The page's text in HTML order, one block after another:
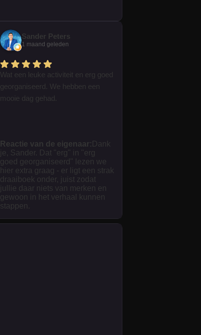
Sander Peters
1 maand geleden
Wat een leuke activiteit en erg goed
georganiseerd. We hebben een
mooie dag gehad.
Reactie van de eigenaar: Dank
je, Sander. Dat "erg" in "erg
goed georganiseerd" lezen we
hier extra graag - er ligt een strak
draaiboek onder, juist zodat
jullie daar niets van merken en
gewoon in het verhaal kunnen
stappen.